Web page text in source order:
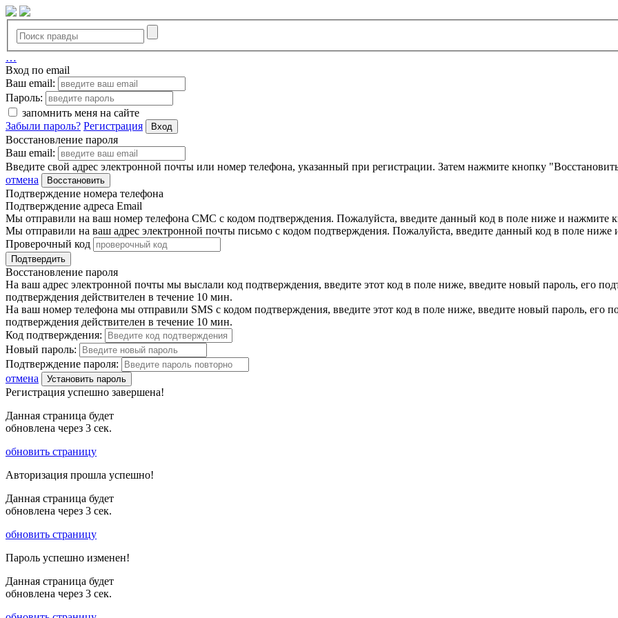
…
Вход по email
Ваш email:
Пароль:
запомнить меня на сайте
Забыли пароль? Регистрация Вход
Восстановление пароля
Ваш email:
Введите свой адрес электронной почты или номер телефона, указанный при регистрации. Затем нажмите кнопку
отмена
Восстановить
Подтверждение номера телефона
Подтверждение адреса Email
Мы отправили на ваш номер телефона СМС с кодом подтверждения. Пожалуйста, введите данный код в поле ниже и нажмите
Мы отправили на ваш адрес электронной почты письмо с кодом подтверждения. Пожалуйста, введите данный код в поле ниже
Проверочный код
Подтвердить
Восстановление пароля
На ваш адрес электронной почты мы выслали код подтверждения, введите этот код в поле ниже, введите новый пароль, его
подтверждения действителен в течение 10 мин.
На ваш номер телефона мы отправили SMS с кодом подтверждения, введите этот код в поле ниже, введите новый пароль, его
подтверждения действителен в течение 10 мин.
Код подтверждения:
Новый пароль:
Подтверждение пароля:
отмена
Установить пароль
Регистрация успешно завершена!
Данная страница будет
обновлена через 3 сек.
обновить страницу
Авторизация прошла успешно!
Данная страница будет
обновлена через 3 сек.
обновить страницу
Пароль успешно изменен!
Данная страница будет
обновлена через 3 сек.